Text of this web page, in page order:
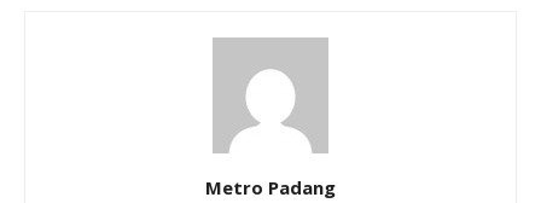
Metro Padang